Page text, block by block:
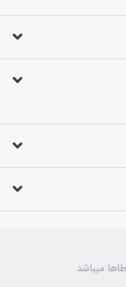
میباشد